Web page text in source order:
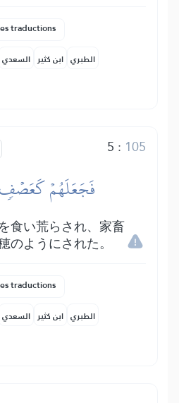
traductions
السعدي ابن كثير الطبري
5 : 105
فَجَعَلَهُمۡ
食い荒らされ、家畜
のようにされた。
traductions
السعدي ابن كثير الطبري